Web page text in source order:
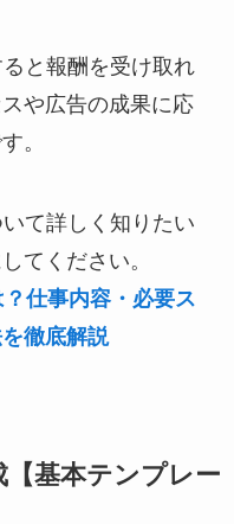
と報酬を受け取れ
や広告の成果に応
。
て詳しく知りたい
てください。
仕事内容・必要ス
徹底解説
基本テンプレー